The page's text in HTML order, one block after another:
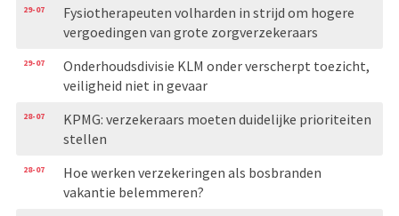
29-07
Fysiotherapeuten volharden in strijd om hogere
vergoedingen van grote zorgverzekeraars
29-07
Onderhoudsdivisie KLM onder verscherpt toezicht,
veiligheid niet in gevaar
28-07
KPMG: verzekeraars moeten duidelijke prioriteiten
stellen
28-07
Hoe werken verzekeringen als bosbranden
vakantie belemmeren?